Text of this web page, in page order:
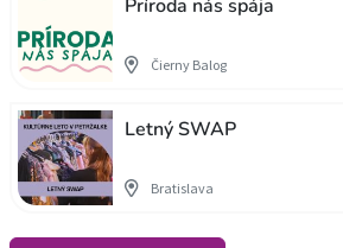
Príroda nás spája
Čierny Balog
Letný SWAP
Bratislava